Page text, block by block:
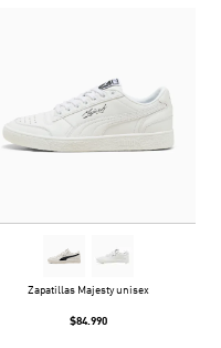
Zapatillas Majesty unisex
$84.990